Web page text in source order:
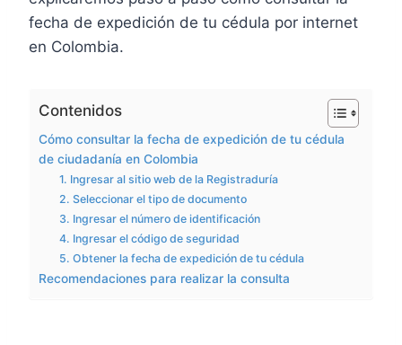
fecha de expedición de tu cédula por internet
en Colombia.
Contenidos
Cómo consultar la fecha de expedición de tu cédula
de ciudadanía en Colombia
1. Ingresar al sitio web de la Registraduría
2. Seleccionar el tipo de documento
3. Ingresar el número de identificación
4. Ingresar el código de seguridad
5. Obtener la fecha de expedición de tu cédula
Recomendaciones para realizar la consulta